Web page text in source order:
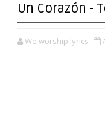
Un Corazón -
We worship lyrics